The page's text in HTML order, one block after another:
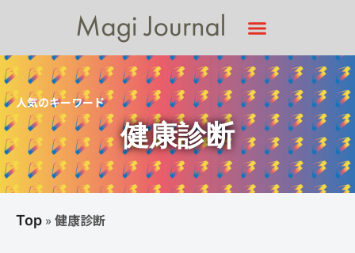
人気のキーワード
健康診断
Top » 健康診断